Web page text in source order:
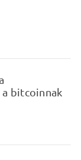
bitcoinnak